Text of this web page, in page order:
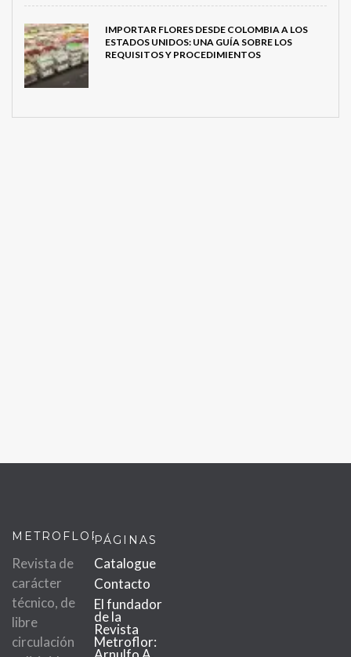
IMPORTAR FLORES DESDE COLOMBIA A LOS
ESTADOS UNIDOS: UNA GUÍA SOBRE LOS
REQUISITOS Y PROCEDIMIENTOS
METROFLOR
Revista de
carácter
técnico, de
libre
circulación
PÁGINAS
Catalogue
Contacto
El fundador
de la
Revista
Metroflor: